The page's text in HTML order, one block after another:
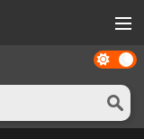
Dark
mode